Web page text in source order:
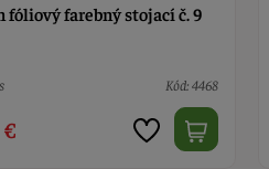
fóliový farebný stojací č. 9
Kód: 4468
€